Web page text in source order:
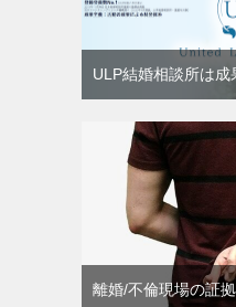
ULP結婚相談所は成
離婚/不倫現場の証